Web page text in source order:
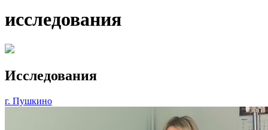
исследования
Исследования
г. Пушкино